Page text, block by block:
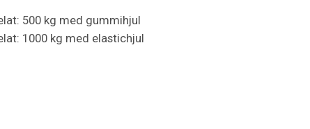
500 kg med gummihjul
1000 kg med elastichjul